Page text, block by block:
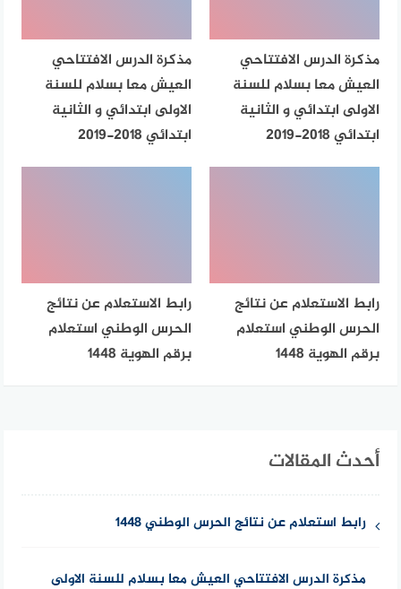
مذكرة الدرس الافتتاحي
العيش معا بسلام للسنة
الاولى ابتدائي و الثانية
ابتدائي 2018-2019
مذكرة الدرس الافتتاحي
العيش معا بسلام للسنة
الاولى ابتدائي و الثانية
ابتدائي 2018-2019
رابط الاستعلام عن نتائج
الحرس الوطني استعلام
برقم الهوية 1448
رابط الاستعلام عن نتائج
الحرس الوطني استعلام
برقم الهوية 1448
أحدث المقالات
رابط استعلام عن نتائج الحرس الوطني 1448
مذكرة الدرس الافتتاحي العيش معا بسلام للسنة الاولى